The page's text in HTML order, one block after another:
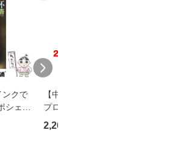
ンクで
シェッ
祥伝
ル便送
【中古】 野ブタ。を
プロデュース [DVD-B
OX] / バップ [DVD]
【メール便送料無料】
2,266